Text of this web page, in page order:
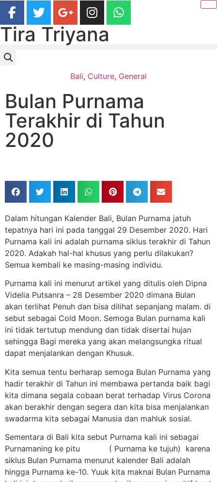
Tira Triyana
Bali, Culture, General
Bulan Purnama
Terakhir di Tahun
2020
Dalam hitungan Kalender Bali, Bulan Purnama jatuh
tepatnya hari ini pada tanggal 29 Desember 2020. Hari
Purnama kali ini adalah purnama siklus terakhir di Tahun
2020. Adakah hal-hal khusus yang perlu dilakukan?
Semua kembali ke masing-masing individu.
Purnama kali ini menurut artikel yang ditulis oleh Dipna
Videlia Putsanra – 28 Desember 2020 dimana Bulan
akan terlihat Penuh dan bisa dilihat sepanjang malam. di
sebut sebagai Cold Moon. Semoga Bulan purnama kali
ini tidak tertutup mendung dan tidak disertai hujan
sehingga Bagi mereka yang akan melangsungka ritual
dapat menjalankan dengan Khusuk.
Kita semua tentu berharap semoga Bulan Purnama yang
hadir terakhir di Tahun ini membawa pertanda baik bagi
kita dimana segala cobaan berat terhadap Virus Corona
akan berakhir dengan segera dan kita bisa menjalankan
swadarma kita sebagai Manusia dan mahluk sosial.
Sementara di Bali kita sebut Purnama kali ini sebagai
Purnamaning ke pitu ( Purnama ke tujuh) karena
siklus Bulan Purnama menurut kalender Bali adalah
hingga Purnama ke-10. Yuuk kita maknai Bulan Purnama